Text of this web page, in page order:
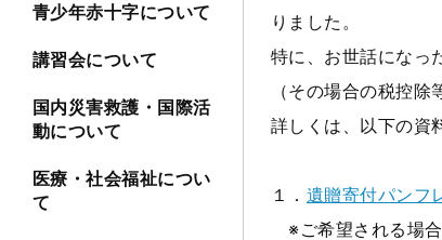
青少年赤十字について
講習会について
国内災害救護・国際活
動について
医療・社会福祉につい
て
りました。
特に、お世話になっ
（その場合の税控
詳しくは、以下の資
１． 遺贈寄付パンフ
※ご希望される場